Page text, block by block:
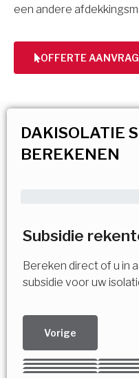
een andere
OFFERTE
DAKISOLATIE
BEREKENEN
Subsidie
Bereken direct of u in
subsidie voor uw
Vorige
Kies uw